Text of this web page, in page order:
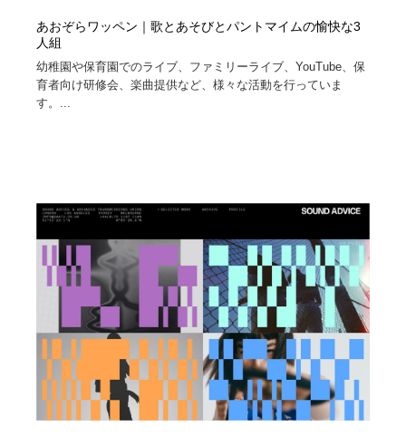
あおぞらワッペン｜歌とあそびとパントマイムの愉快な3
人組
幼稚園や保育園でのライブ、ファミリーライブ、YouTube、保
育者向け研修会、楽曲提供など、様々な活動を行っていま
す。...